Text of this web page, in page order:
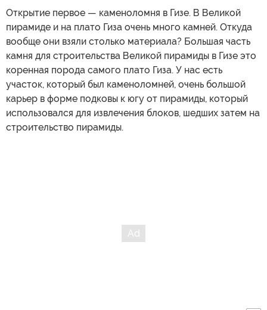
Открытие первое — каменоломня в Гизе. В Великой
пирамиде и на плато Гиза очень много камней. Откуда
вообще они взяли столько материала? Большая часть
камня для строительства Великой пирамиды в Гизе это
коренная порода самого плато Гиза. У нас есть
участок, который был каменоломней, очень большой
карьер в форме подковы к югу от пирамиды, который
использовался для извлечения блоков, шедших затем на
строительство пирамиды.